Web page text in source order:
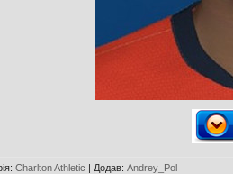
: Charlton Athletic | Додав: Andrey_Pol